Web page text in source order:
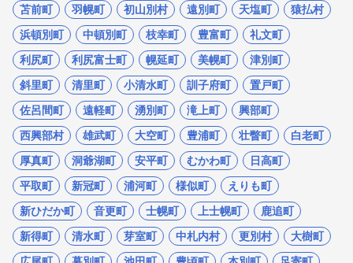
苫前町
羽幌町 初山別村 遠別町 天塩町
猿払村
浜頓別町
中頓別町 枝幸町 豊富町
礼文町
利尻町
利尻富士町 幌延町 美幌町
津別町
斜里町
清里町 小清水町 訓子府町
置戸町
佐呂間町
遠軽町 湧別町 滝上町
興部町
西興部村
雄武町 大空町 豊浦町 壮瞥町
白老町
厚真町
洞爺湖町 安平町 むかわ町
日高町
平取町
新冠町 浦河町 様似町
えりも町
新ひだか町
音更町 士幌町 上士幌町
鹿追町
新得町
清水町 芽室町 中札内村 更別村
大樹町